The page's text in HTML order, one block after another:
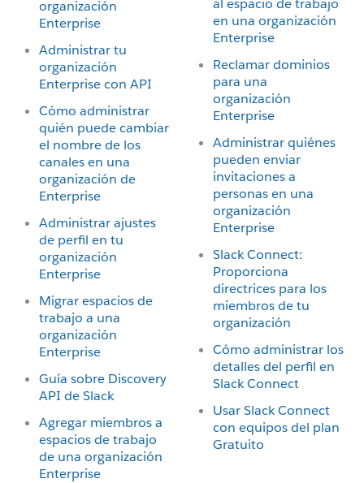
organización
Enterprise
Administrar tu
organización
Enterprise con API
Cómo administrar
quién puede cambiar
el nombre de los
canales en una
organización de
Enterprise
Administrar ajustes
de perfil en tu
organización
Enterprise
Migrar espacios de
trabajo a una
organización
Enterprise
Guía sobre Discovery
API de Slack
Agregar miembros a
espacios de trabajo
de una organización
Enterprise
al espacio de trabajo
en una organización
Enterprise
Reclamar dominios
para una
organización
Enterprise
Administrar quiénes
pueden enviar
invitaciones a
personas en una
organización
Enterprise
Slack Connect:
Proporciona
directrices para los
miembros de tu
organización
Cómo administrar los
detalles del perfil en
Slack Connect
Usar Slack Connect
con equipos del plan
Gratuito